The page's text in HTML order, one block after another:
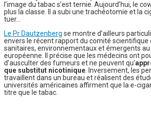
l’image du tabac s’est ternie. Aujourd’hui, le
plus la classe. Il a subi une trachéotomie et la
tuer…
Le Pr Dautzenberg se montre d’ailleurs
envers le récent rapport du comité scientifique
sanitaires, environnementaux et émergents au
européenne. Il précise que les médecins ont
d’ausculter des fumeurs et ne peuvent qu’
que substitut nicotinique . Inversement, les
travaillent dans un bureau et réalisent des
universités américaines affirment que la e-
titre que le tabac.